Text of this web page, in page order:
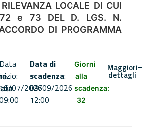
LOCALE DI CUI
72 e 73 DEL D. LGS. N.
DI PROGRAMMA
Data
inizio:
16/07/2026
09:00
Data di
scadenza:
09/09/2026
12:00
Giorni
alla
scadenza:
32
Maggiori
dettagli